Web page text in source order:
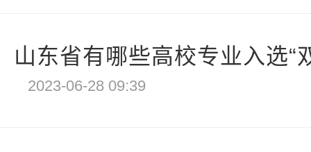
山东省有哪些高校专业入选“
2023-06-28 09:39